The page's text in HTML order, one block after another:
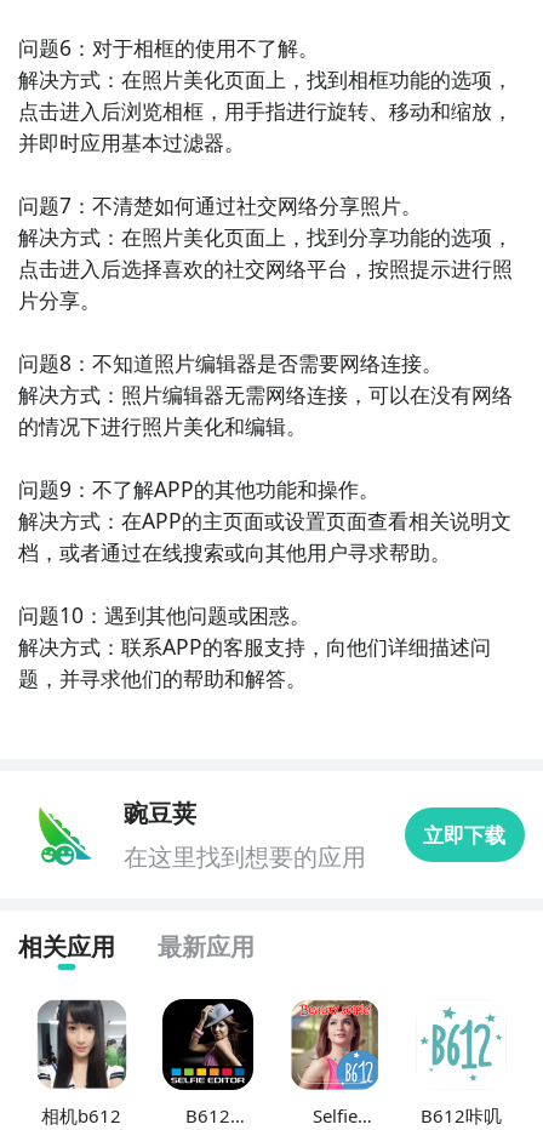
问题6：对于相框的使用不了解。
解决方式：在照片美化页面上，找到相框功能的选项，
点击进入后浏览相框，用手指进行旋转、移动和缩放，
并即时应用基本过滤器。
问题7：不清楚如何通过社交网络分享照片。
解决方式：在照片美化页面上，找到分享功能的选项，
点击进入后选择喜欢的社交网络平台，按照提示进行照
片分享。
问题8：不知道照片编辑器是否需要网络连接。
解决方式：照片编辑器无需网络连接，可以在没有网络
的情况下进行照片美化和编辑。
问题9：不了解APP的其他功能和操作。
解决方式：在APP的主页面或设置页面查看相关说明文
档，或者通过在线搜索或向其他用户寻求帮助。
问题10：遇到其他问题或困惑。
解决方式：联系APP的客服支持，向他们详细描述问
题，并寻求他们的帮助和解答。
豌豆荚
在这里找到想要的应用
立即下载
相关应用 最新应用
相机b612
B612
Selfie
B612咔叽